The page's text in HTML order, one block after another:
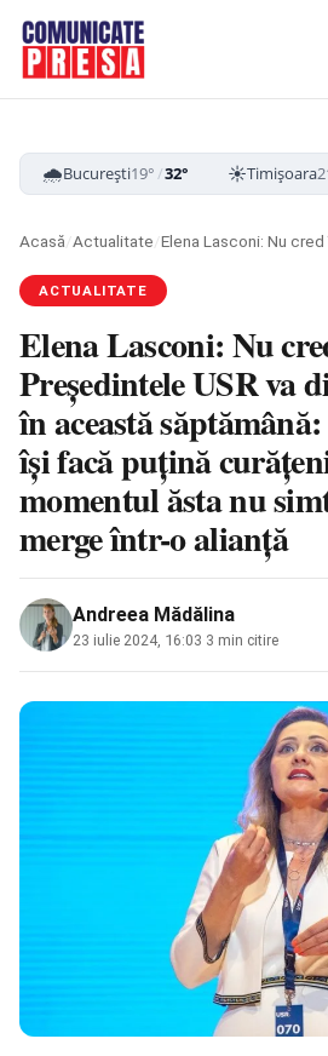
🌧️București19°/32° ☀️Timișoara
Acasă/Actualitate/
ACTUALITATE
Elena Lasconi: Nu
Preşedintele USR va
în această
îşi facă puţină
momentul ăsta nu
merge într-o alianţă
Andreea Mădălina
23 iulie 2024, 16:03 3 min citire